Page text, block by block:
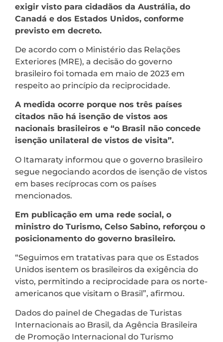
exigir visto para cidadãos da Austrália, do
Canadá e dos Estados Unidos, conforme
previsto em decreto.
De acordo com o Ministério das Relações
Exteriores (MRE), a decisão do governo
brasileiro foi tomada em maio de 2023 em
respeito ao princípio da reciprocidade.
A medida ocorre porque nos três países
citados não há isenção de vistos aos
nacionais brasileiros e “o Brasil não concede
isenção unilateral de vistos de visita”.
O Itamaraty informou que o governo brasileiro
segue negociando acordos de isenção de vistos
em bases recíprocas com os países
mencionados.
Em publicação em uma rede social, o
ministro do Turismo, Celso Sabino, reforçou o
posicionamento do governo brasileiro.
“Seguimos em tratativas para que os Estados
Unidos isentem os brasileiros da exigência do
visto, permitindo a reciprocidade para os norte-
americanos que visitam o Brasil”, afirmou.
Dados do painel de Chegadas de Turistas
Internacionais ao Brasil, da Agência Brasileira
de Promoção Internacional do Turismo